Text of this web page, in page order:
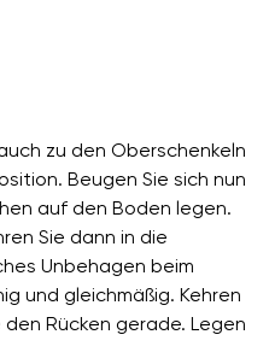
zu den Oberschenkeln
Beugen Sie sich nun
auf den Boden legen.
Sie dann in die
Unbehagen beim
und gleichmäßig. Kehren
Rücken gerade. Legen